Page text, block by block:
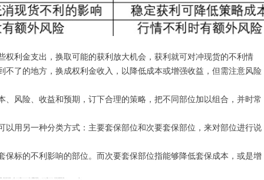
权利金支出，换取可能的获利放大机会，获利就可对冲现货的不利情
不了的地方，换成权利金收入，以降低成本或增强收益，但需注意风险
、风险、收益和预期，订下合理的策略，把不同部位加以组合，并时常
以用另一种分类方式：主要套保部位和次要套保部位，来对部位进行说
保标的不利影响的部位。而次要套保部位指能够降低套保成本，或是增